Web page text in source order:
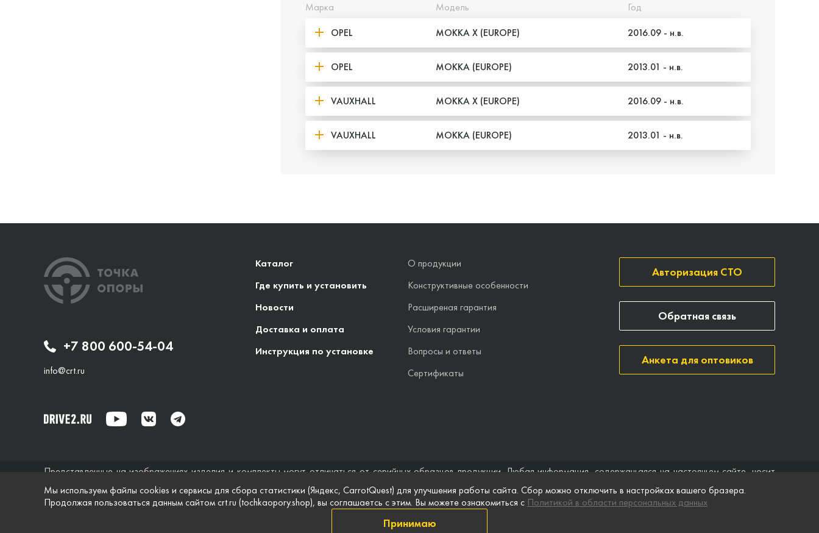
Марка Модель
Год
OPEL
MOKKA X (EUROPE) 2016.09 - н.в.
OPEL MOKKA (EUROPE) 2013.01 - н.в.
VAUXHALL MOKKA X (EUROPE) 2016.09 - н.в.
VAUXHALL MOKKA (EUROPE) 2013.01 - н.в.
+7 800 600-54-04
info@crt.ru
Каталог
Где купить и установить
Новости
Доставка и оплата
Инструкция по установке
О продукции
Конструктивные особенности
Расширеная гарантия
Условия гарантии
Вопросы и ответы
Сертификаты
Авторизация СТО
Анкета для оптовиков
Обратная связь
Представленные на изображениях изделия и комплекты могут отличаться от серийных образцов продукции. Любая информация, содержащаяся на настоящем сайте, носит
исключительно справочный характер и ни при каких обстоятельствах не может быть расценена как предложение заключить договор (публичная оферта). Компания Точка опоры
не дает гарантий по поводу своевременности, точности и полноты информации на веб-сайте, а также по поводу беспрепятственного доступа к нему в любое время. Технические
характеристики и комплектация изделий, указанные на сайте, приведены для примера и могут быть изменены в любое время без предварительного уведомления.
Мы используем файлы cookies и сервисы для сбора статистики (Яндекс, CarrotQuest) для улучшения работы сайта. Сбор можно отключить в настройках вашего бразера.
Продолжая пользоваться данным сайтом crt.ru (tochkaopory.shop), вы соглашаетсь с этим. Вы можете ознакомиться с Политикой в области персональных данных
Принимаю